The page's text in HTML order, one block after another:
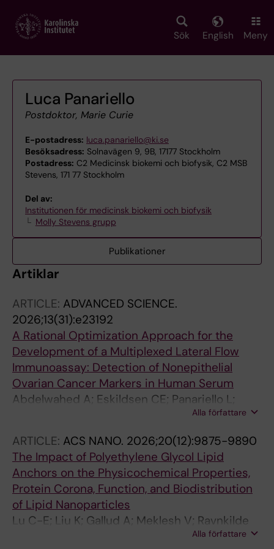
main
Sök English Meny
Luca Panariello
Postdoktor, Marie Curie
E-postadress: luca.panariello@ki.se
Besöksadress: Solnavägen 9, 9B, 17177 Stockholm
Postadress: C2 Medicinsk biokemi och biofysik, C2 MSB
Stevens, 171 77 Stockholm
Del av:
Institutionen för medicinsk biokemi och biofysik
Molly Stevens grupp
Publikationer
Artiklar
ARTICLE: ADVANCED SCIENCE.
2026;13(31):e23192
A Rational Optimization Approach for the
Development of a Multiplexed Lateral Flow
Immunoassay: Detection of Nonepithelial
Ovarian Cancer Markers in Human Serum
Abdelwahed A; Eskildsen CE; Panariello L;
Shamsabadi A; Sadler CJ; Wilkes EH; Galvanin
F; Cheng Y; Carvalho S; Saso S; Stevens MM
Alla författare
ARTICLE: ACS NANO. 2026;20(12):9875-9890
The Impact of Polyethylene Glycol Lipid
Anchors on the Physicochemical Properties,
Protein Corona, Function, and Biodistribution
of Lipid Nanoparticles
Lu C-E; Liu K; Gallud A; Meklesh V; Ravnkilde
LT; Santos J; Dias Louro F; Miliotis T; Alfonzo-
Alla författare